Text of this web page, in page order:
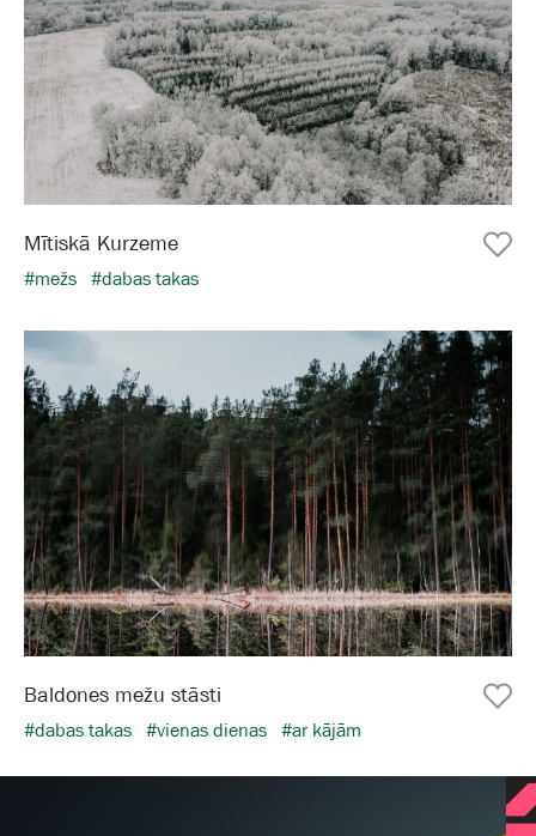
Mītiskā Kurzeme
#mežs #dabas takas
Baldones mežu stāsti
#dabas takas #vienas dienas #ar kājām